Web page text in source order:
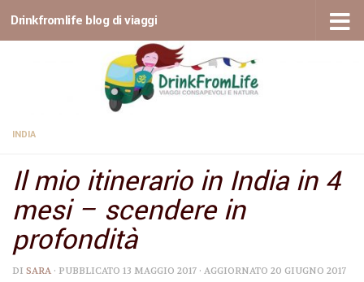
Sotto il contenuto
Drinkfromlife blog di viaggi
INDIA
Il mio itinerario in India in 4
mesi – scendere in
profondità
DI SARA · PUBBLICATO 13 MAGGIO 2017 · AGGIORNATO 20 GIUGNO 2017